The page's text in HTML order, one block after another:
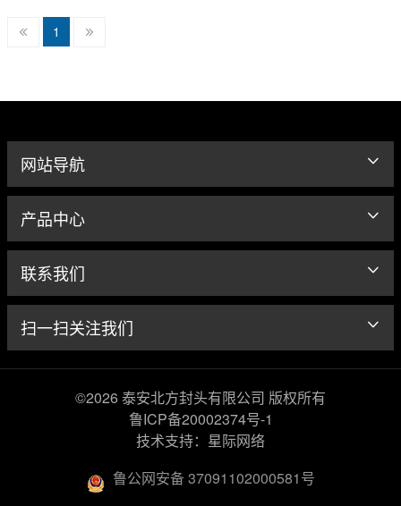
1
网站导航
产品中心
联系我们
扫一扫关注我们
©2026 泰安北方封头有限公司 版权所有
鲁ICP备20002374号-1
技术支持：星际网络
鲁公网安备 37091102000581号